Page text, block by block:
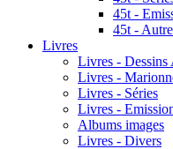
45t -
45t -
Livres
Livres - Dessins
Livres -
Livres - Séries
Livres -
Albums images
Livres - Divers